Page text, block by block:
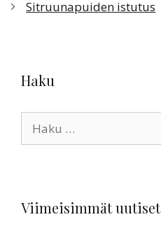
Sitruunapuiden istutus
Haku
Viimeisimmät uutiset